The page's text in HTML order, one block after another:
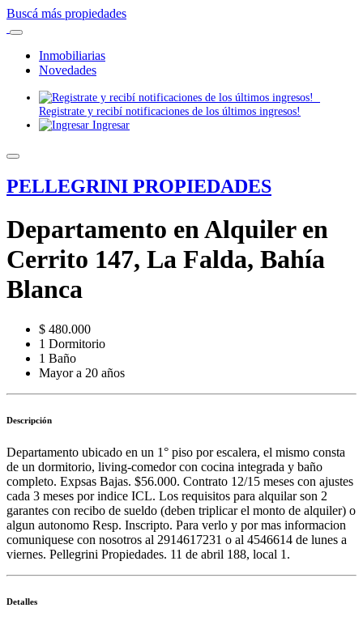
Buscá más propiedades
Inmobiliarias
Novedades
Registrate y recibí notificaciones de los últimos ingresos!
Ingresar
PELLEGRINI PROPIEDADES
Departamento en Alquiler en
Cerrito 147, La Falda, Bahía
Blanca
$ 480.000
1 Dormitorio
1 Baño
Mayor a 20 años
Descripción
Departamento ubicado en un 1° piso por escalera, el mismo consta
de un dormitorio, living-comedor con cocina integrada y baño
completo. Expsas Bajas. $56.000. Contrato 12/15 meses con ajustes
cada 3 meses por indice ICL. Los requisitos para alquilar son 2
garantes con recibo de sueldo (deben triplicar el monto de alquiler) o
algun autonomo Resp. Inscripto. Para verlo y por mas informacion
comuniquese con nosotros al 2914617231 o al 4546614 de lunes a
viernes. Pellegrini Propiedades. 11 de abril 188, local 1.
Detalles